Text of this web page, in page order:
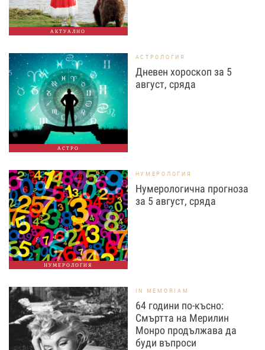
АКТУАЛНО
АСТРО
АСТРОЛОГИЯ
Дневен хороскоп за 5
август, сряда
НУМЕРОЛОГИЯ
НУМЕРОЛОГИЯ
Нумерологична прогноза
за 5 август, сряда
IN MEMORIAM
64 години по-късно:
Смъртта на Мерилин
Монро продължава да
буди въпроси